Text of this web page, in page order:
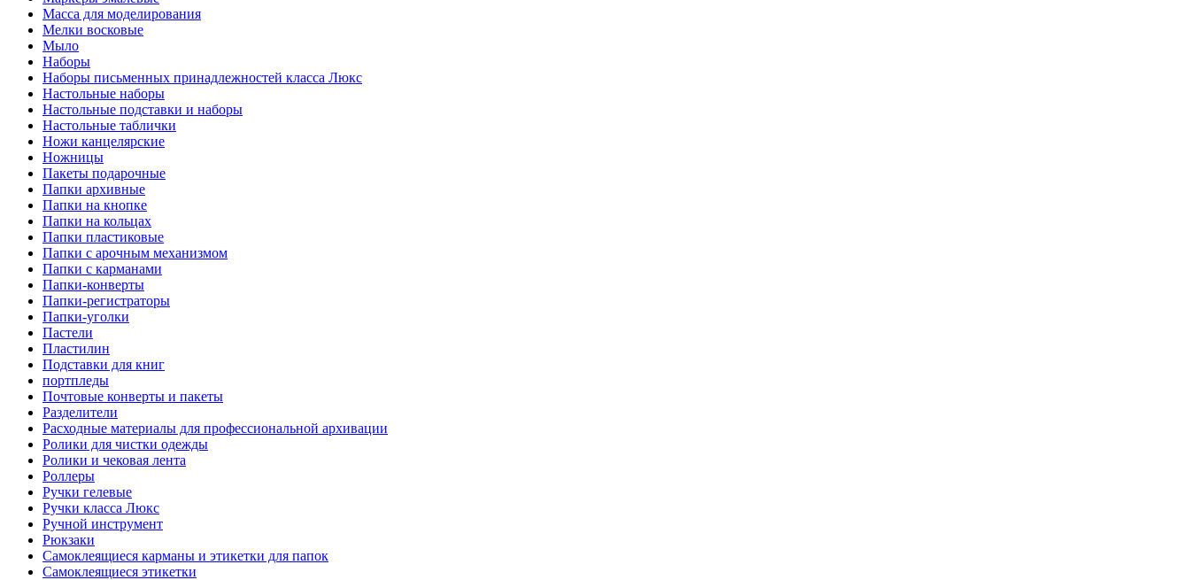
Масса для моделирования
Мелки восковые
Мыло
Наборы
Наборы письменных принадлежностей класса Люкс
Настольные наборы
Настольные подставки и наборы
Настольные таблички
Ножи канцелярские
Ножницы
Пакеты подарочные
Папки архивные
Папки на кнопке
Папки на кольцах
Папки пластиковые
Папки с арочным механизмом
Папки с карманами
Папки-конверты
Папки-регистраторы
Папки-уголки
Пастели
Пластилин
Подставки для книг
портпледы
Почтовые конверты и пакеты
Разделители
Расходные материалы для профессиональной архивации
Ролики для чистки одежды
Ролики и чековая лента
Роллеры
Ручки гелевые
Ручки класса Люкс
Ручной инструмент
Рюкзаки
Самоклеящиеся карманы и этикетки для папок
Самоклеящиеся этикетки